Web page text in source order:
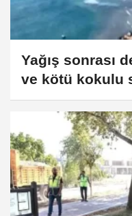
Yağış sonrası
ve kötü kokulu